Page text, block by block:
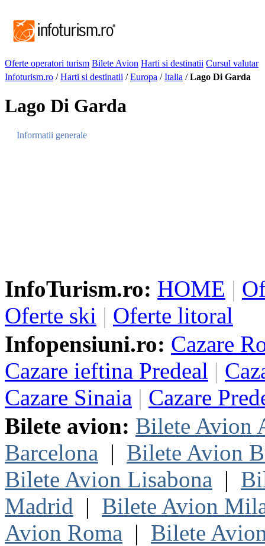
Oferte operatori turism Bilete Avion Harti si destinatii Cursul valutar
Infoturism.ro /Harti si destinatii /Europa /Italia /Lago Di Garda
Lago Di Garda
Informatii generale
InfoTurism.ro: HOME |
Oferte ski | Oferte litoral
Infopensiuni.ro: Cazare
Cazare ieftina Predeal |
Cazare Sinaia | Cazare
Bilete avion: Bilete Avion
Barcelona | Bilete Avion
Bilete Avion Lisabona |
Madrid | Bilete Avion
Avion Roma | Bilete